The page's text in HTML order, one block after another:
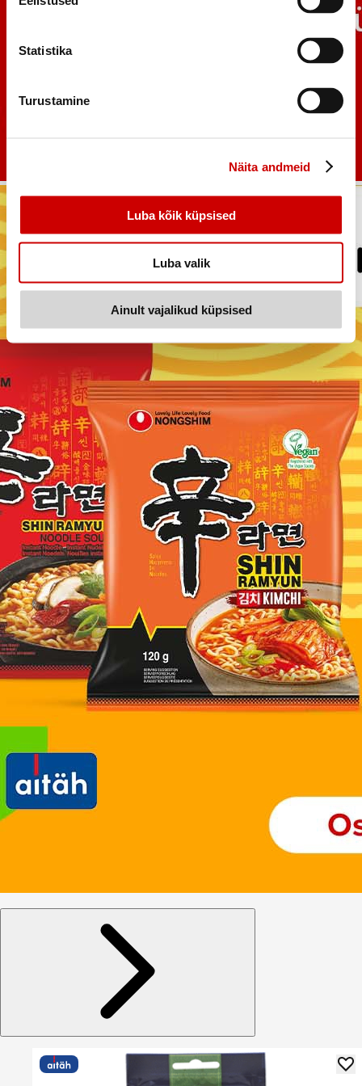
Statistika
Turustamine
Näita andmeid
Luba kõik küpsised
Luba valik
Ainult vajalikud küpsised